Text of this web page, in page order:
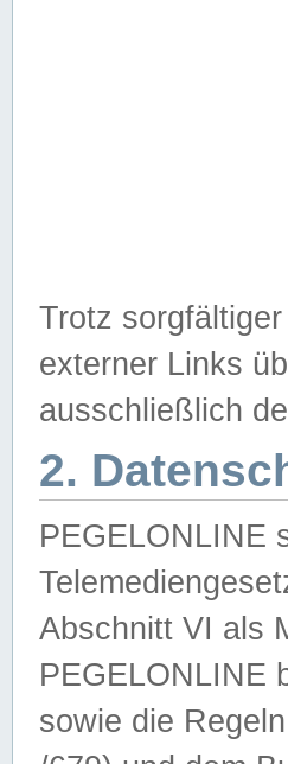
Trotz
externer Links
ausschließlich
2.
PEGELONLINE
Abschnitt VI als
PEGELONLINE
sowie die